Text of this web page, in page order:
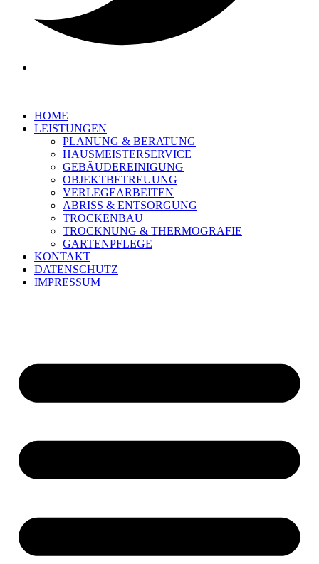
HOME
LEISTUNGEN
PLANUNG & BERATUNG
HAUSMEISTERSERVICE
GEBÄUDEREINIGUNG
OBJEKTBETREUUNG
VERLEGEARBEITEN
ABRISS & ENTSORGUNG
TROCKENBAU
TROCKNUNG & THERMOGRAFIE
GARTENPFLEGE
KONTAKT
DATENSCHUTZ
IMPRESSUM